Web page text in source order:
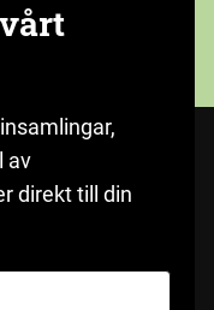
av
direkt till din